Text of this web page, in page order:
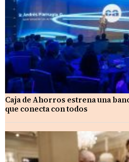
Caja de Ahorros estrena una
que conecta con todos